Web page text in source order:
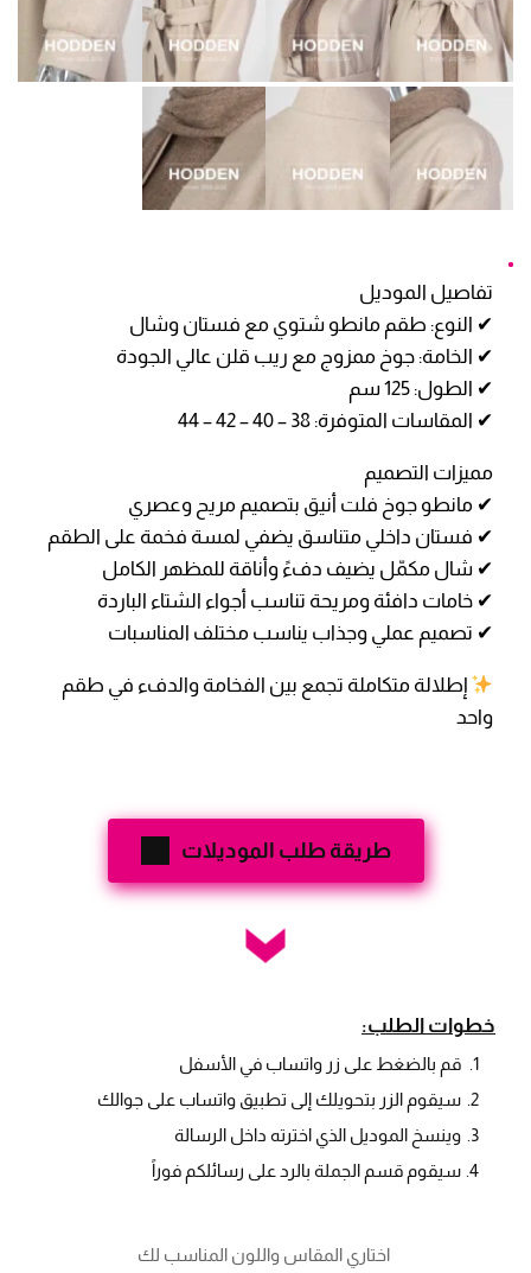
تفاصيل الموديل
✔ النوع: طقم مانطو شتوي مع فستان وشال
✔ الخامة: جوخ ممزوج مع ريب قلن عالي الجودة
✔ الطول: 125 سم
✔ المقاسات المتوفرة: 38 – 40 – 42 – 44
مميزات التصميم
✔ مانطو جوخ فلت أنيق بتصميم مريح وعصري
✔ فستان داخلي متناسق يضفي لمسة فخمة على الطقم
✔ شال مكمّل يضيف دفءً وأناقة للمظهر الكامل
✔ خامات دافئة ومريحة تناسب أجواء الشتاء الباردة
✔ تصميم عملي وجذاب يناسب مختلف المناسبات
إطلالة متكاملة تجمع بين الفخامة والدفء في طقم
واحد
طريقة طلب الموديلات
خطوات الطلب:
قم بالضغط على زر واتساب في الأسفل
سيقوم الزر بتحويلك إلى تطبيق واتساب على جوالك
وينسخ الموديل الذي اخترته داخل الرسالة
سيقوم قسم الجملة بالرد على رسائلكم فوراً